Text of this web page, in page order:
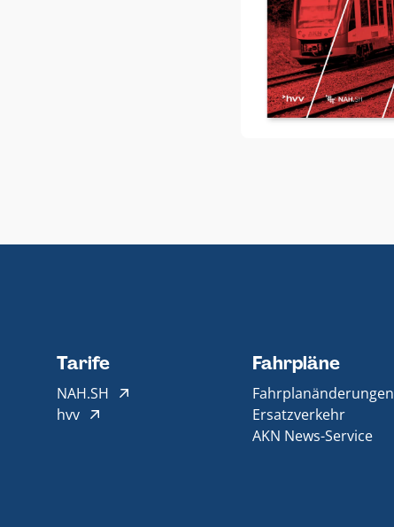
Tarife
NAH.SH
hvv
Fahrpläne
Fahrplanänderungen
Ersatzverkehr
AKN News-Service